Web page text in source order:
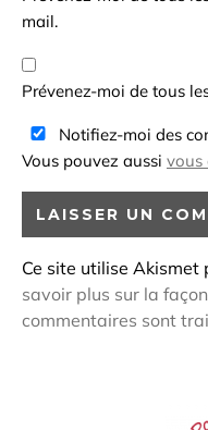
mail.
Prévenez-moi de tous
Notifiez-moi des
Vous pouvez aussi vous
Ce site utilise Akismet
savoir plus sur la
commentaires sont